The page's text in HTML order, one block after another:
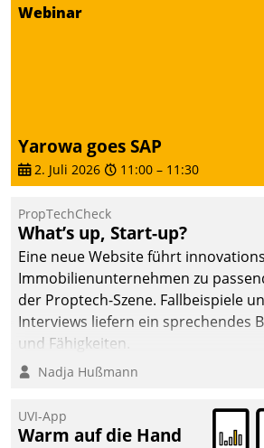
passende Fragen und
Mietenden zügiger und
effizienter zu bearbeiten.
Webinar
Yarowa goes SAP
2. Juli 2026 11:00 – 11:30
PropTechCheck
What’s up, Start-up?
Eine neue Website führt
Immobilienunternehmen zu
der Proptech-Szene. Fallbeispiele
Interviews liefern ein sprechendes
und Fähigkeiten.
Nadja Hußmann
UVI-App
Warm auf die Hand